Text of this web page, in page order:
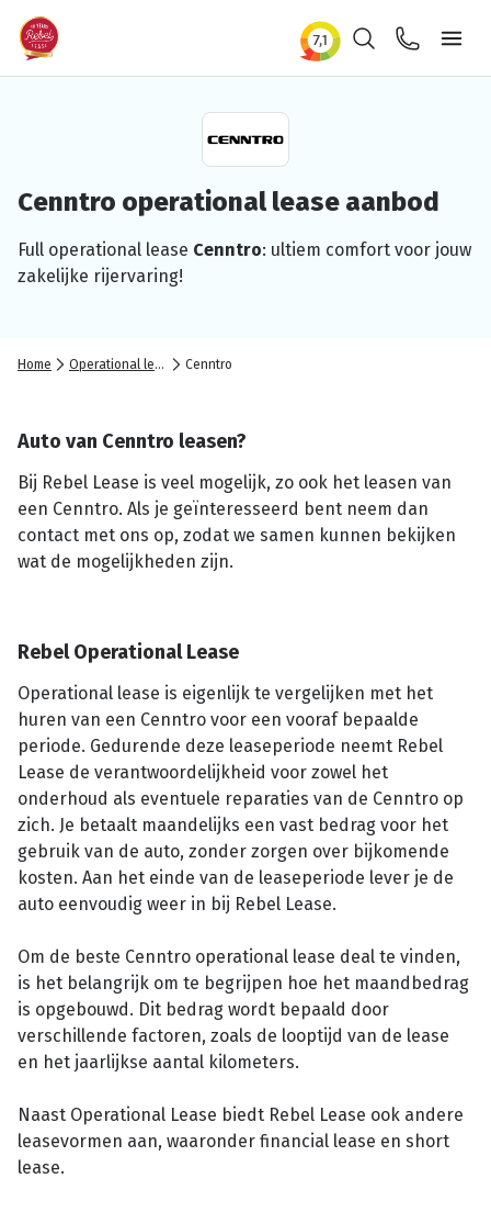
ZoekenContact
Cenntro operationallease aanbod
Full operational lease Cenntro: ultiem comfort voor jouw
zakelijke rijervaring!
Home Operational lease Cenntro
Auto van Cenntro leasen?
Bij Rebel Lease is veel mogelijk, zo ook het leasen van
een Cenntro. Als je geïnteresseerd bent neem dan
contact met ons op, zodat we samen kunnen bekijken
wat de mogelijkheden zijn.
Rebel Operational Lease
Operational lease is eigenlijk te vergelijken met het
huren van een Cenntro voor een vooraf bepaalde
periode. Gedurende deze leaseperiode neemt Rebel
Lease de verantwoordelijkheid voor zowel het
onderhoud als eventuele reparaties van de Cenntro op
zich. Je betaalt maandelijks een vast bedrag voor het
gebruik van de auto, zonder zorgen over bijkomende
kosten. Aan het einde van de leaseperiode lever je de
auto eenvoudig weer in bij Rebel Lease.
Om de beste Cenntro operational lease deal te vinden,
is het belangrijk om te begrijpen hoe het maandbedrag
is opgebouwd. Dit bedrag wordt bepaald door
verschillende factoren, zoals de looptijd van de lease
en het jaarlijkse aantal kilometers.
Naast Operational Lease biedt Rebel Lease ook andere
leasevormen aan, waaronder financial lease en short
lease.